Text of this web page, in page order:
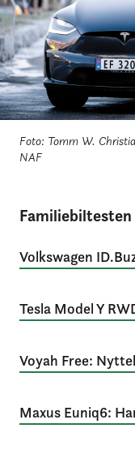
Foto: Tomm W.
NAF
Familiebiltesten
Volkswagen
Tesla Model Y
Voyah Free:
Maxus Euniq6: